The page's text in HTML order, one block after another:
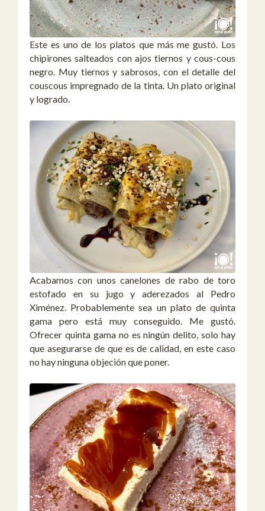
Este es uno de los platos que más me gustó. Los
chipirones salteados con ajos tiernos y cous-cous
negro. Muy tiernos y sabrosos, con el detalle del
couscous impregnado de la tinta. Un plato original
y logrado.
Acabamos con unos canelones de rabo de toro
estofado en su jugo y aderezados al Pedro
Ximénez. Probablemente sea un plato de quinta
gama pero está muy conseguido. Me gustó.
Ofrecer quinta gama no es ningún delito, solo hay
que asegurarse de que es de calidad, en este caso
no hay ninguna objeción que poner.